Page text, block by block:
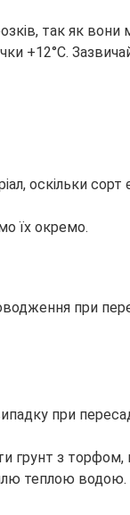
так як
+12°С.
сорт є
їх окремо.
при
при
грунт з торфом,
теплою водою.